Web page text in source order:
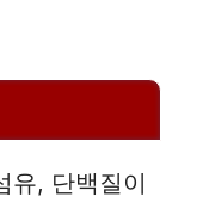
유, 단백질이